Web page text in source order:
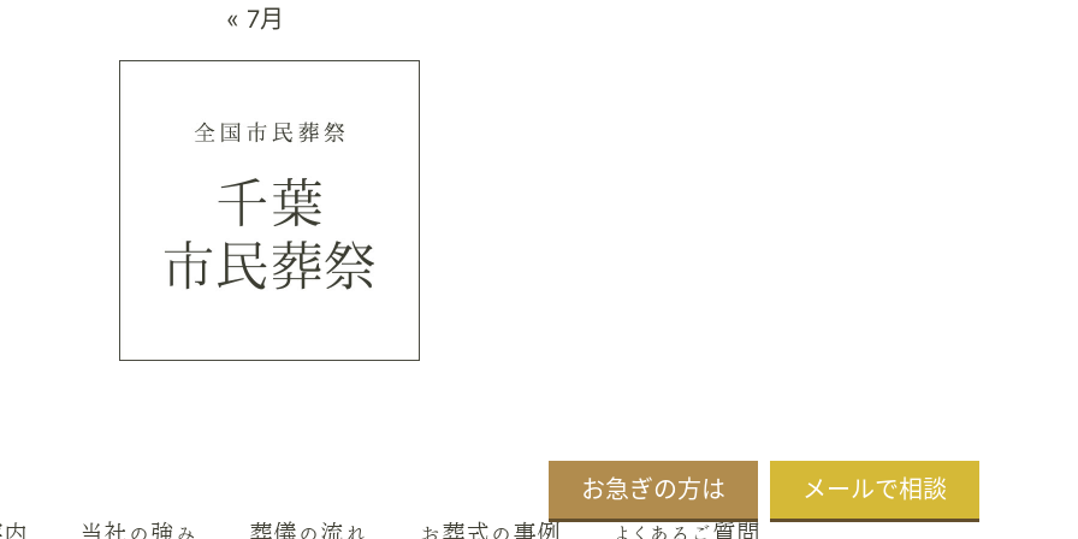
お急ぎの方は メールで相談
当社の強み 葬儀の流れ お葬式の事例 よくあるご質問
« 7月